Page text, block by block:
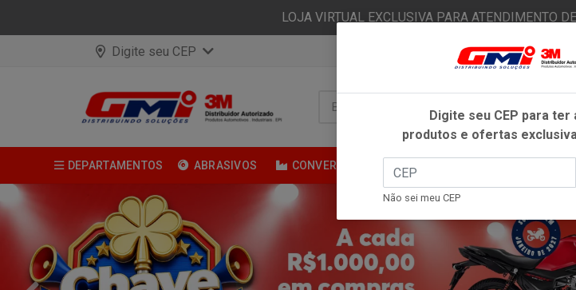
LOJA VIRTUAL EXCLUSIVA PARA ATENDIMENTO
Digite seu CEP Já
DEPARTAMENTOS ABRASIVOS CONVERSÃO FITAS ADESIVAS
Digite seu CEP para ter
produtos e ofertas
Não sei meu CEP